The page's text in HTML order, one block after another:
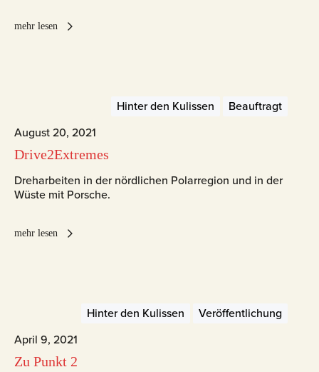
mehr lesen
Hinter den Kulissen
Beauftragt
August 20, 2021
Drive2Extremes
Dreharbeiten in der nördlichen Polarregion und in der
Wüste mit Porsche.
mehr lesen
Hinter den Kulissen
Veröffentlichung
April 9, 2021
Zu Punkt 2